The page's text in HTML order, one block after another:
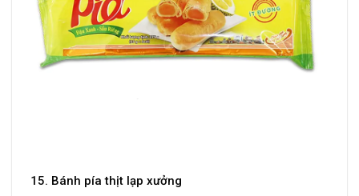
15. Bánh pía thịt lạp xưởng